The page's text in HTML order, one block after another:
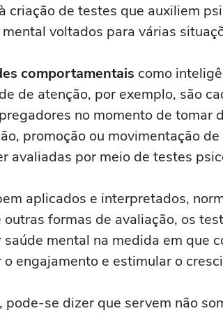
criação de testes que auxiliem
voltados para várias
comportamentais como
de atenção, por exemplo, são
no momento de tomar
promoção ou movimentação
avaliadas por meio de testes
aplicados e interpretados,
outras formas de avaliação, os
saúde mental na medida em que
o engajamento e estimular o
pode-se dizer que servem não